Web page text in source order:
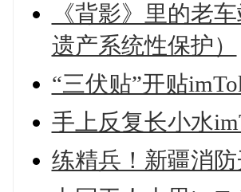
《背影》里的老
遗产系统性保护）
“三伏贴”开贴
手上反复长小水
练精兵！新疆消防